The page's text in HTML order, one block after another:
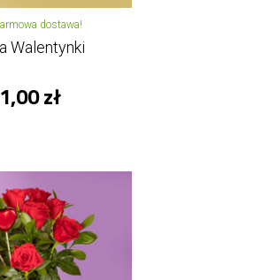
dostawa!
Walentynki
zł